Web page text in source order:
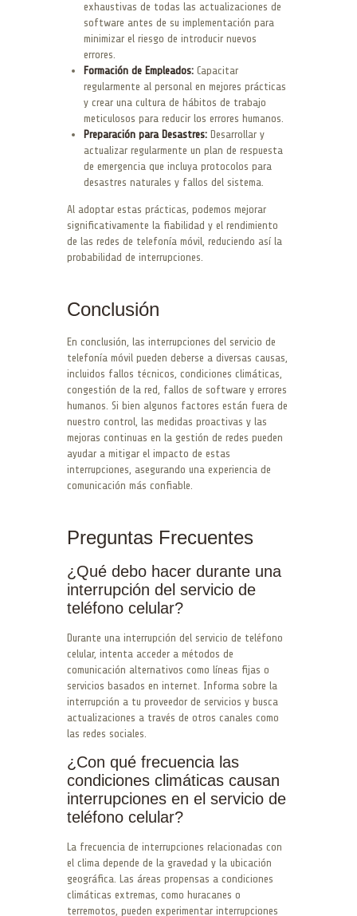
exhaustivas de todas las actualizaciones de
software antes de su implementación para
minimizar el riesgo de introducir nuevos
errores.
Formación de Empleados: Capacitar
regularmente al personal en mejores prácticas
y crear una cultura de hábitos de trabajo
meticulosos para reducir los errores humanos.
Preparación para Desastres: Desarrollar y
actualizar regularmente un plan de respuesta
de emergencia que incluya protocolos para
desastres naturales y fallos del sistema.
Al adoptar estas prácticas, podemos mejorar
significativamente la fiabilidad y el rendimiento
de las redes de telefonía móvil, reduciendo así la
probabilidad de interrupciones.
Conclusión
En conclusión, las interrupciones del servicio de
telefonía móvil pueden deberse a diversas causas,
incluidos fallos técnicos, condiciones climáticas,
congestión de la red, fallos de software y errores
humanos. Si bien algunos factores están fuera de
nuestro control, las medidas proactivas y las
mejoras continuas en la gestión de redes pueden
ayudar a mitigar el impacto de estas
interrupciones, asegurando una experiencia de
comunicación más confiable.
Preguntas Frecuentes
¿Qué debo hacer durante una
interrupción del servicio de
teléfono celular?
Durante una interrupción del servicio de teléfono
celular, intenta acceder a métodos de
comunicación alternativos como líneas fijas o
servicios basados en internet. Informa sobre la
interrupción a tu proveedor de servicios y busca
actualizaciones a través de otros canales como
las redes sociales.
¿Con qué frecuencia las
condiciones climáticas causan
interrupciones en el servicio de
teléfono celular?
La frecuencia de interrupciones relacionadas con
el clima depende de la gravedad y la ubicación
geográfica. Las áreas propensas a condiciones
climáticas extremas, como huracanes o
terremotos, pueden experimentar interrupciones